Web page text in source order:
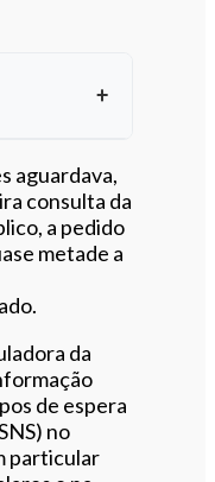
aguardava,
consulta da
a pedido
metade a
da
de espera
no
particular